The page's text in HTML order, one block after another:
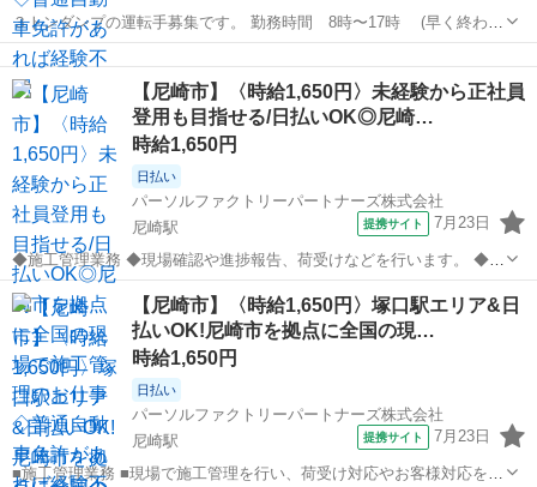
３トンダンプの運転手募集です。 勤務時間 8時〜17時 (早く終わる
事もあります) 給与13,000円〜18,000円 未経験者も大歓迎です。 車通
勤可 20代から60代幅広い年代の方が働いています。 友達同士の応募
や女性...
兵庫 尼崎市
【尼崎市】〈時給1,650円〉未経験から正社員
登用も目指せる/日払いOK◎尼崎…
時給1,650円
日払い
パーソルファクトリーパートナーズ株式会社
尼崎駅
提携サイト 7月23日
◆施工管理業務 ◆現場確認や進捗報告、荷受けなどを行います。 ◆各
地の現場で施工管理を担当します。 ◆未経験OK!普通自動車免許があ
ればすぐに始められます。 ※北海道から沖縄まで、全国各地へ出張し
ます。 ◆紹介予定派遣の求...
兵庫 尼崎市 尼崎駅 その他
【尼崎市】〈時給1,650円〉塚口駅エリア&日
払いOK!尼崎市を拠点に全国の現…
時給1,650円
日払い
パーソルファクトリーパートナーズ株式会社
尼崎駅
提携サイト 7月23日
■施工管理業務 ■現場で施工管理を行い、荷受け対応やお客様対応をし